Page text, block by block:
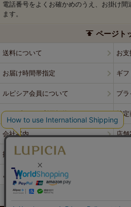
電話番号をよくお確かめのうえ、お掛け
ます。
ページト
送料について お
お届け時間帯指定 ギフ
ルピシア会員について プ
ウェブサイト利用規約 特定
会社案内 店舗
採用情報
よくある質問